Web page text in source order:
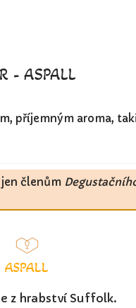
- ASPALL
příjemným aroma,
členům
ASPALL
z hrabství Suffolk.